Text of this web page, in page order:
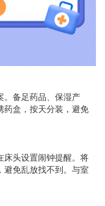
备足药品、保湿产
药盒，按天分装，避免
头设置闹钟提醒。将
免乱放找不到。与室